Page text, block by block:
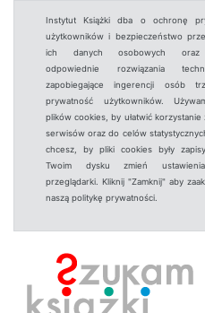
Instytut Książki dba o ochronę
użytkowników i bezpieczeństwo
ich danych osobowych oraz
odpowiednie rozwiązania
zapobiegające ingerencji osób
prywatność użytkowników.
plików cookies, by ułatwić korzystanie
serwisów oraz do celów
chcesz, by pliki cookies były
Twoim dysku zmień
przeglądarki. Kliknij "Zamknij" aby
naszą politykę prywatności.